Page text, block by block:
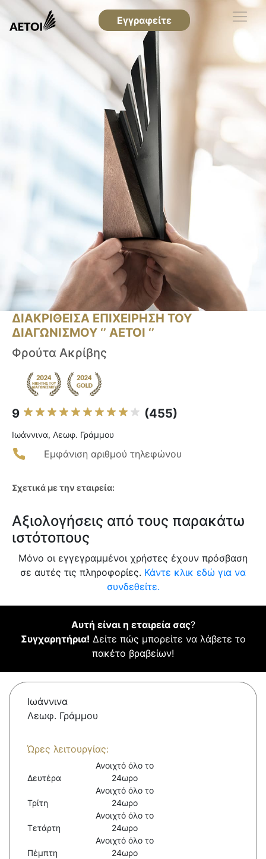
Εγγραφείτε
ΔΙΑΚΡΙΘΕΙΣΑ ΕΠΙΧΕΙΡΗΣΗ ΤΟΥ
ΔΙΑΓΩΝΙΣΜΟΥ ‘’ ΑΕΤΟΙ ‘’
Φρούτα Ακρίβης
9 (455)
Ιωάννινα, Λεωφ. Γράμμου
Εμφάνιση αριθμού τηλεφώνου
Σχετικά με την εταιρεία:
Αξιολογήσεις από τους παρακάτω
ιστότοπους
Μόνο οι εγγεγραμμένοι χρήστες έχουν πρόσβαση
σε αυτές τις πληροφορίες. Κάντε κλικ εδώ για να
συνδεθείτε.
Αυτή είναι η εταιρεία σας?
Συγχαρητήρια! Δείτε πώς μπορείτε να λάβετε το
πακέτο βραβείων!
Ιωάννινα
Λεωφ. Γράμμου
Ώρες λειτουργίας:
Δευτέρα
Ανοιχτό όλο το
24ωρο
Τρίτη
Ανοιχτό όλο το
24ωρο
Τετάρτη
Ανοιχτό όλο το
24ωρο
Πέμπτη
Ανοιχτό όλο το
24ωρο